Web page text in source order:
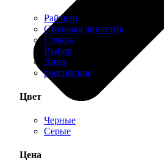
Райтвер
Стальная династия
Сударь
Выбор
Дива
российские
Цвет
Черные
Серые
Цена